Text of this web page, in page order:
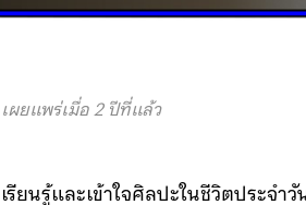
เผยแพร่เมื่อ 2 ปีที่แล้ว
เรียนรู้และเข้าใจศิลปะในชีวิตประจำ